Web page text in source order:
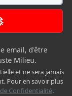
email, d'être
Milieu.
et ne sera jamais
Pour en savoir plus
Confidentialité.